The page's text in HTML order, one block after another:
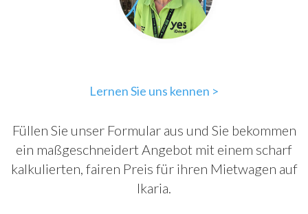
Lernen Sie uns kennen >
Füllen Sie unser Formular aus und Sie bekommen
ein maßgeschneidert Angebot mit einem scharf
kalkulierten, fairen Preis für ihren Mietwagen auf
Ikaria.